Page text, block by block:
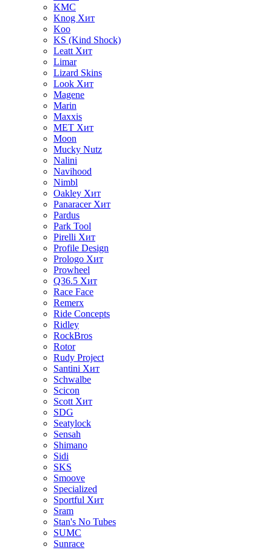
KMC
Knog Хит
Koo
KS (Kind Shock)
Leatt Хит
Limar
Lizard Skins
Look Хит
Magene
Marin
Maxxis
MET Хит
Moon
Mucky Nutz
Nalini
Navihood
Nimbl
Oakley Хит
Panaracer Хит
Pardus
Park Tool
Pirelli Хит
Profile Design
Prologo Хит
Prowheel
Q36.5 Хит
Race Face
Remerx
Ride Concepts
Ridley
RockBros
Rotor
Rudy Project
Santini Хит
Schwalbe
Scicon
Scott Хит
SDG
Seatylock
Sensah
Shimano
Sidi
SKS
Smoove
Specialized
Sportful Хит
Sram
Stan's No Tubes
SUMC
Sunrace